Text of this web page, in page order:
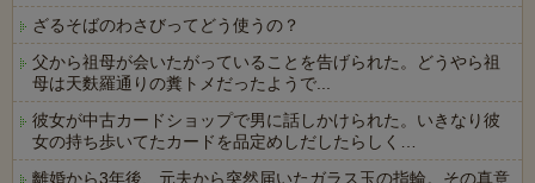
ざるそばのわさびってどう使うの？
父から祖母が会いたがっていることを告げられた。どうやら祖
母は天麩羅通りの糞トメだったようで...
彼女が中古カードショップで男に話しかけられた。いきなり彼
女の持ち歩いてたカードを品定めしだしたらしく…
離婚から3年後、元夫から突然届いたガラス玉の指輪。その真意